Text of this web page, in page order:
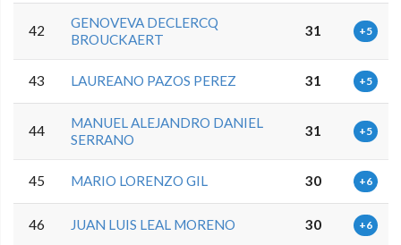
42
GENOVEVA DECLERCQ
BROUCKAERT
31 +5
43 LAUREANO PAZOS PEREZ 31 +5
44
MANUEL ALEJANDRO DANIEL
SERRANO
31 +5
45 MARIO LORENZO GIL 30 +6
46 JUAN LUIS LEAL MORENO 30 +6